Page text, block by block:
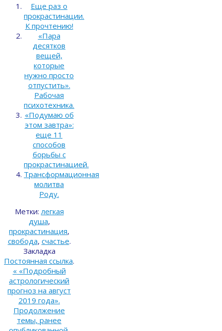
Еще раз о
прокрастинации.
К прочтению!
«Пара
десятков
вещей,
которые
нужно просто
отпустить».
Рабочая
психотехника.
«Подумаю об
этом завтра»:
еще 11
способов
борьбы с
прокрастинацией.
Трансформационная
молитва
Роду.
Метки: легкая
душа,
прокрастинация,
свобода, счастье.
Закладка
Постоянная ссылка.
««Подробный
астрологический
прогноз на август
2019 года».
Продолжение
темы, ранее